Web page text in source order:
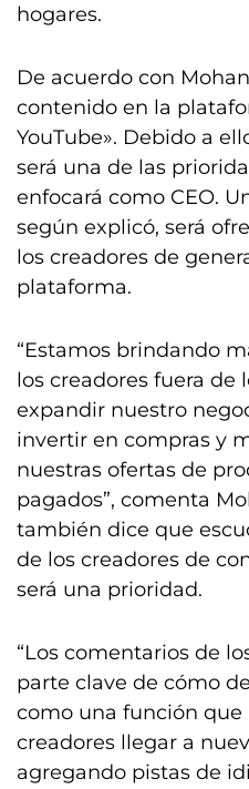
hogares.
De acuerdo con
contenido en la
YouTube». Debido a
será una de las
enfocará como CEO.
según explicó, será
los creadores de
plataforma.
“Estamos brindando
los creadores fuera de
expandir nuestro
invertir en compras y
nuestras ofertas de
pagados”, comenta
también dice que
de los creadores de
será una prioridad.
“Los comentarios de
parte clave de cómo
como una función que
creadores llegar a
agregando pistas de